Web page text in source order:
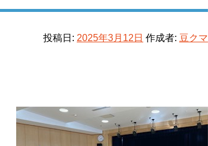
投稿日: 2025年3月12日 作成者: 豆クマ